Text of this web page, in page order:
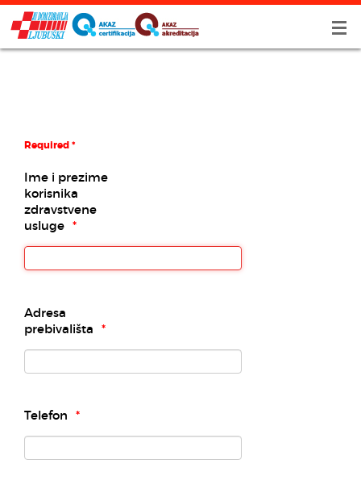
Required *
Ime i prezime
korisnika
zdravstvene
usluge
Adresa
prebivališta
Telefon